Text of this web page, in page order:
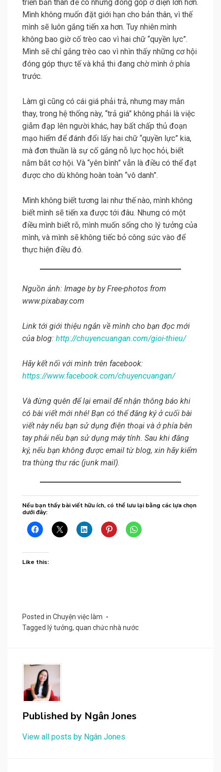
triển bản thân để có những đóng góp ở diện lớn hơn.
Mình không muốn đặt giới hạn cho bản thân, vì thế
mình sẽ luôn gắng tiến xa hơn. Tuy nhiên mình
không bao giờ cố trèo cao vì hai chữ “quyền lực”.
Mình sẽ chỉ gắng trèo cao vì nhìn thấy những cơ hội
đóng góp thực tế và khả thi đang chờ mình ở phía
trước.
Làm gì cũng có cái giá phải trả, nhưng may mắn
thay, trong hệ thống này, “trả giá” không phải là việc
giẫm đạp lên người khác, hay bất chấp thủ đoạn
mạo hiểm để đánh đổi lấy hai chữ “quyền lực” kia,
mà đơn thuần là sự cố gắng nỗ lực học hỏi, biết
nắm bắt cơ hội. Và “yên bình” vẫn là điều có thể đạt
được cho dù không hoàn toàn “vô danh”.
Mình không biết tương lai như thế nào, mình không
biết mình sẽ tiến xa được tới đâu. Nhưng có một
điều mình biết rõ, mình muốn sống cho lý tưởng của
mình, và mình sẽ không tiếc bỏ công sức vào để
thực hiện điều đó.
Nguồn ảnh: Image by by Free-photos from
www.pixabay.com
Link tới giới thiệu ngắn về mình cho bạn đọc mới
của blog: http://chuyencuangan.com/gioi-thieu/
Hãy kết nối với mình trên facebook:
https://www.facebook.com/chuyencuangan/
Và đừng quên để lại email để nhận thông báo khi
có bài viết mới nhé! Bạn có thể đăng ký ở cuối bài
viết này nếu bạn sử dụng điện thoại và ở phía bên
tay phải nếu bạn sử dụng máy tính. Sau khi đăng
ký, nếu bạn không được email từ blog, xin hãy kiểm
tra thùng thư rác (junk mail).
Nếu bạn thấy bài viết hữu ích, có thể lưu lại bằng các lựa chọn
dưới đây:
Like this:
Posted in Chuyện việc làm
Tagged lý tưởng, quan chức nhà nước
Published by Ngân Jones
View all posts by Ngân Jones